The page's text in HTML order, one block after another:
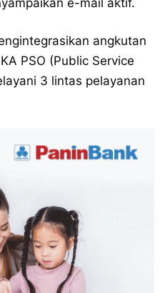
angkutan
PSO (Public Service
3 lintas pelayanan